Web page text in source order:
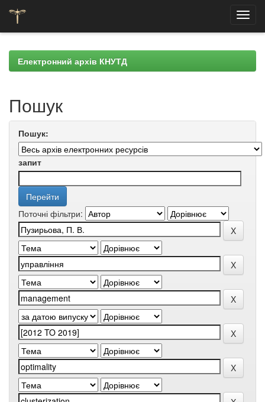
navigationЕлектронний архів КНУТД
Пошук
Пошук:
запит
Поточні фільтри: